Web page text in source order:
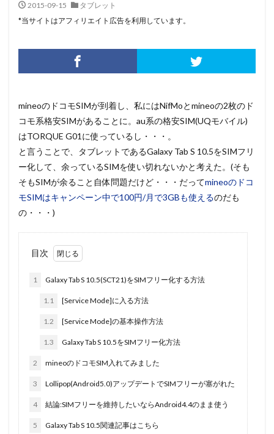
2015-09-15
タブレット
*当サイトはアフィリエイト広告を利用しています。
mineoのドコモSIMが到着し、私にはNifMoとmineoの2枚のド
コモ系格安SIMがあることに。au系の格安SIM(UQモバイル)
はTORQUE G01に使っているし・・・。
と言うことで、タブレットであるGalaxy Tab S 10.5をSIMフリ
ー化して、余っているSIMを使い切れないかと考えた。(そも
そもSIMが余ること自体問題だけど・・・だってmineoのドコ
モSIMはキャンペーン中で100円/月で3GBも使えるのだも
の・・・)
目次
1 Galaxy Tab S 10.5(SCT21)をSIMフリー化する方法
1.1 [Service Mode]に入る方法
1.2 [Service Mode]の基本操作方法
1.3 Galaxy Tab S 10.5をSIMフリー化方法
2 mineoのドコモSIM入れてみました
3 Lollipop(Android5.0)アップデートでSIMフリーが塞がれた
4 結論:SIMフリーを維持したいならAndroid4.4のまま使う
5 Galaxy Tab S 10.5関連記事はこちら